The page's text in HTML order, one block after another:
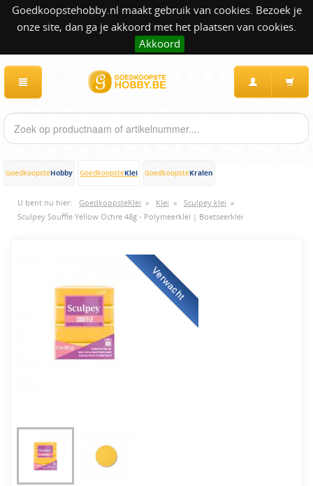
Goedkoopstehobby.nl maakt gebruik van cookies. Bezoek je
onze site, dan ga je akkoord met het plaatsen van cookies.
Akkoord
GoedkoopsteHobby GoedkoopsteKlei GoedkoopsteKralen
U bent nu hier: GoedkoopsteKlei » Klei » Sculpey klei »
Sculpey Souffle Yellow Ochre 48g - Polymeerklei | Boetseerklei
Verwacht